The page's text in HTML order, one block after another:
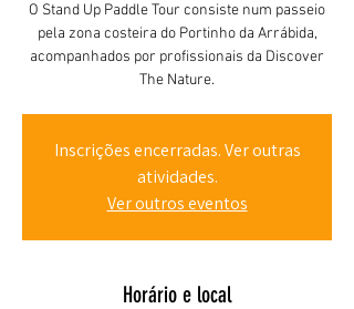
O Stand Up Paddle Tour consiste num passeio
pela zona costeira do Portinho da Arrábida,
acompanhados por profissionais da Discover
The Nature.
Inscrições encerradas. Ver outras
atividades.
Ver outros eventos
Horário e local